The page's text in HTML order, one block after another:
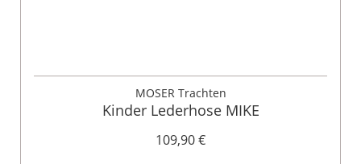
MOSER Trachten
Kinder Lederhose MIKE
109,90 €